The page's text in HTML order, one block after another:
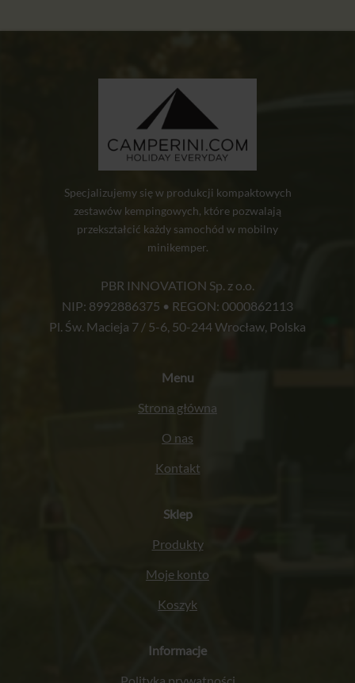
Specjalizujemy się w produkcji kompaktowych
zestawów kempingowych, które pozwalają
przekształcić każdy samochód w mobilny
minikemper.
PBR INNOVATION Sp. z o.o.
NIP: 8992886375 • REGON: 0000862113
Pl. Św. Macieja 7 / 5-6, 50-244 Wrocław, Polska
Menu
Strona główna
O nas
Kontakt
Sklep
Produkty
Moje konto
Koszyk
Informacje